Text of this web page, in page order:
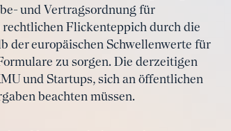
und Vertragsordnung für
Flickenteppich durch die
der europäischen Schwellenwerte für
zu sorgen. Die derzeitigen
und Startups, sich an öffentlichen
beachten müssen.